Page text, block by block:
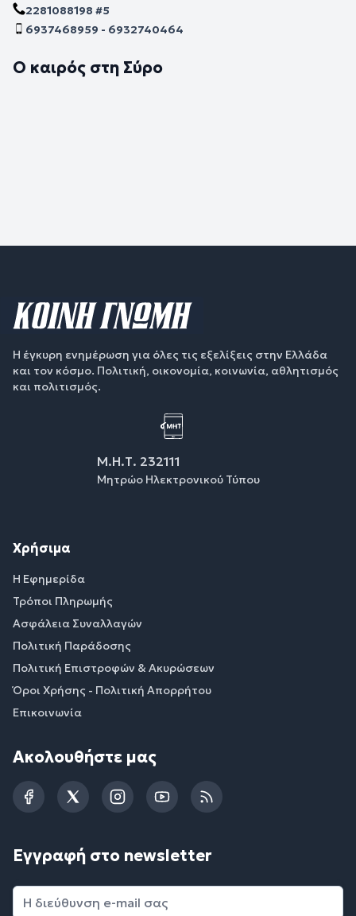
2281088198 #5
6937468959 - 6932740464
Ο καιρός στη Σύρο
Η έγκυρη ενημέρωση για όλες τις εξελίξεις στην Ελλάδα
και τον κόσμο. Πολιτική, οικονομία, κοινωνία, αθλητισμός
και πολιτισμός.
Μ.Η.Τ. 232111
Μητρώο Ηλεκτρονικού Τύπου
Χρήσιμα
Η Εφημερίδα
Τρόποι Πληρωμής
Ασφάλεια Συναλλαγών
Πολιτική Παράδοσης
Πολιτική Επιστροφών & Ακυρώσεων
Όροι Χρήσης - Πολιτική Απορρήτου
Επικοινωνία
Ακολουθήστε μας
FacebookTwitterInstagramYouTubeRSS
Εγγραφή στο newsletter